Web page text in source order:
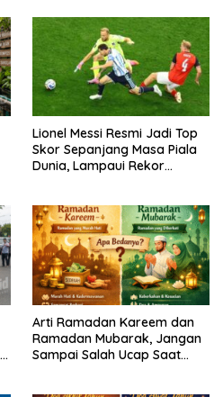
Lionel Messi Resmi Jadi Top
Skor Sepanjang Masa Piala
Dunia, Lampaui Rekor
Arti Ramadan Kareem dan
Ramadan Mubarak, Jangan
Sampai Salah Ucap Saat